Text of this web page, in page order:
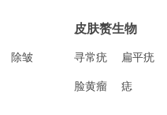
除皱
皮肤赘生物
寻常疣 扁平疣
脸黄瘤 痣